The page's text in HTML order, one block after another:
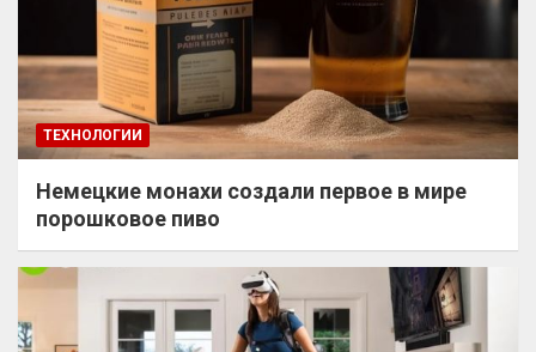
ТЕХНОЛОГИИ
Немецкие монахи создали первое в мире
порошковое пиво